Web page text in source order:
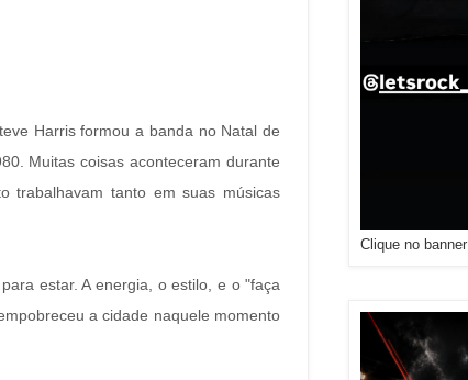
Harris formou a banda no Natal de
Muitas coisas aconteceram durante
trabalhavam tanto em suas músicas
estar. A energia, o estilo, e o "faça
a cidade naquele momento
Clique no banner